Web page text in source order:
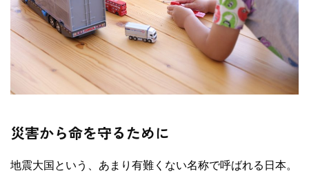
災害から命を守るために
地震大国という、あまり有難くない名称で呼ばれる日本。